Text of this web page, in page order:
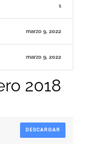
1
marzo 9, 2022
marzo 9, 2022
2018
DESCARGAR